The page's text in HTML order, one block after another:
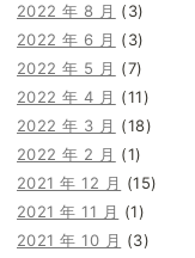
2022 年 8 月 (3)
2022 年 6 月 (3)
2022 年 5 月 (7)
2022 年 4 月 (11)
2022 年 3 月 (18)
2022 年 2 月 (1)
2021 年 12 月 (15)
2021 年 11 月 (1)
2021 年 10 月 (3)